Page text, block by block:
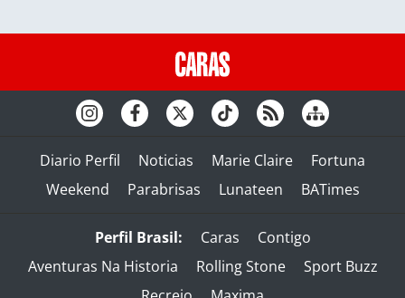
Diario Perfil Noticias Marie Claire
Fortuna
Weekend
Parabrisas Lunateen BATimes
Perfil Brasil: Caras
Contigo
Aventuras Na Historia
Rolling Stone
Sport Buzz